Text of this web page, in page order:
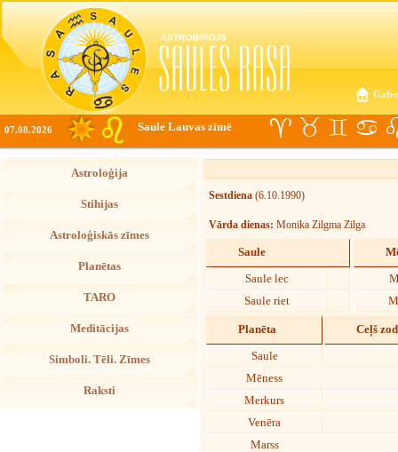
07.08.2026 Saule Lauvas zīmē
Astroloģija
Stihijas
Astroloģiskās zīmes
Planētas
TARO
Meditācijas
Simboli. Tēli. Zīmes
Raksti
Sestdiena (6.10.1990)
Vārda dienas: Monika Zilgma Zilga
Saule
Saule lec
Saule riet
Planēta Ceļš
Saule
Mēness
Merkurs
Venēra
Marss